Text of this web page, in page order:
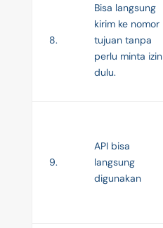
8.
Bisa langsung
kirim ke nomor
tujuan tanpa
perlu minta izin
dulu.
9.
API bisa
langsung
digunakan